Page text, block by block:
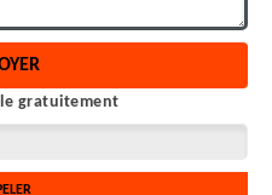
gratuitement